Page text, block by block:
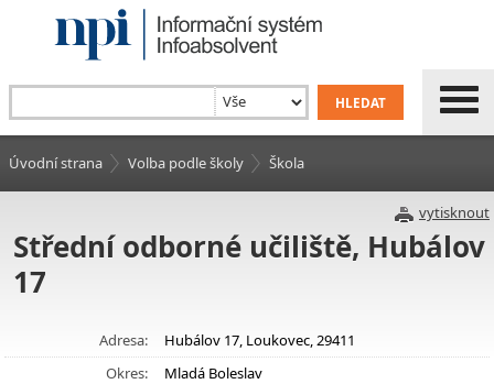
Úvodní strana Volba podle školy Škola
vytisknout
Střední odborné učiliště, Hubálov
17
Adresa:
Hubálov 17, Loukovec, 29411
Okres:
Mladá Boleslav